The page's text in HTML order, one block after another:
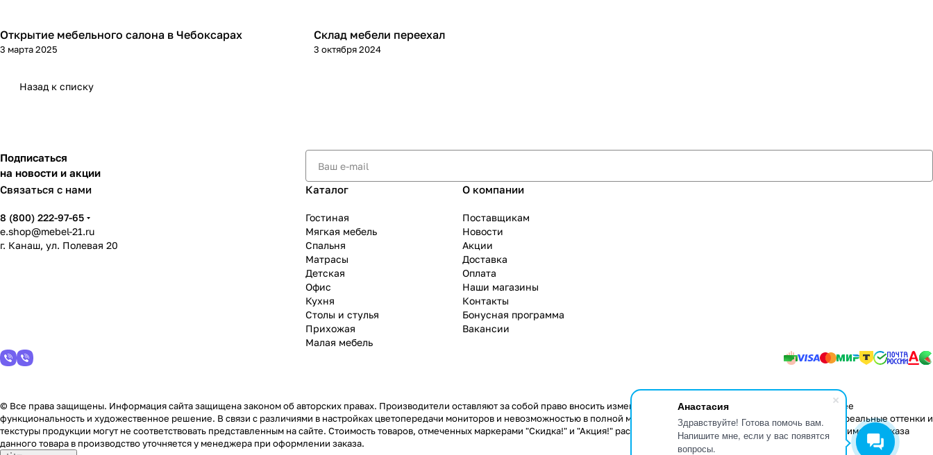
Анастасия
Здравствуйте! Готова помочь вам.
Напишите мне, если у вас появятся
вопросы.
Открытие мебельного салона в Чебоксарах
3 марта 2025
Склад мебели переехал
3 октября 2024
Назад к списку
Подписаться
на новости и акции
Связаться с нами
8 (800) 222-97-65
e.shop@mebel-21.ru
г. Канаш, ул. Полевая 20
Каталог
Гостиная
Мягкая мебель
Спальня
Матрасы
Детская
Офис
Кухня
Столы и стулья
Прихожая
Малая мебель
О компании
Поставщикам
Новости
Акции
Доставка
Оплата
Наши магазины
Контакты
Бонусная программа
Вакансии
© Все права защищены. Информация сайта защищена законом об авторских правах. Производители оставляют за собой право вносить изменения в конструкцию изделий, не влияющие на ее
функциональность и художественное решение. В связи с различиями в настройках цветопередачи мониторов и невозможностью в полной мере передать некоторые свойства материалов, реальные оттенки и
текстуры продукции могут не соответствовать представленным на сайте. Стоимость товаров, отмеченных маркерами "Скидка!" и "Акция!" распространяется только на складские остатки. Стоимость заказа
данного товара в производство уточняется у менеджера при оформлении заказа.